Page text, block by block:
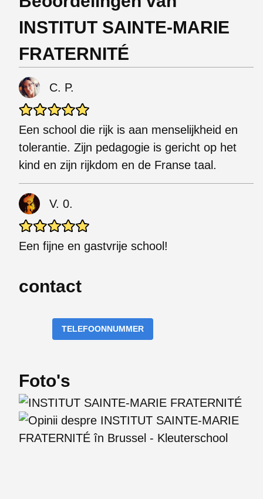
INSTITUT SAINTE-MARIE
FRATERNITÉ
C. P.
Een school die rijk is aan menselijkheid en
tolerantie. Zijn pedagogie is gericht op het
kind en zijn rijkdom en de Franse taal.
V. 0.
Een fijne en gastvrije school!
contact
TELEFOONNUMMER
Foto's